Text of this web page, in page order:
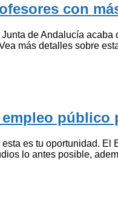
con
de Andalucía
más detalles sobre
es tu oportunidad.
lo antes posible,